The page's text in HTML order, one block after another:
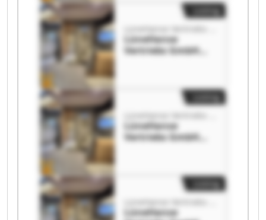
LüneHanse
Vertriebs GmbH
LüneHanse
Vertriebs GmbH
LüneHanse